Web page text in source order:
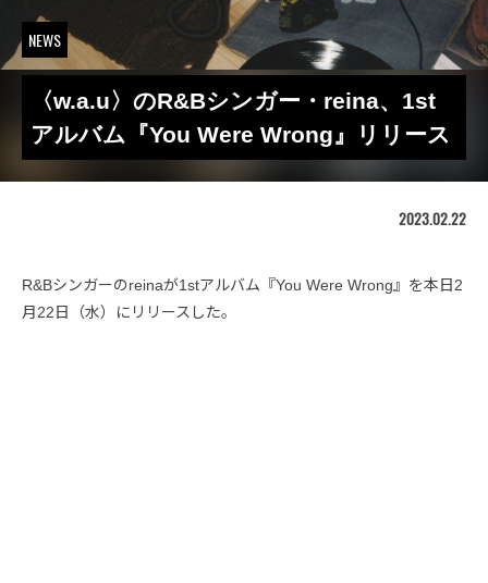
NEWS
〈w.a.u〉のR&Bシンガー・reina、1st
アルバム『You Were Wrong』リリース
2023.02.22
R&Bシンガーのreinaが1stアルバム『You Were Wrong』を本日2
月22日（水）にリリースした。